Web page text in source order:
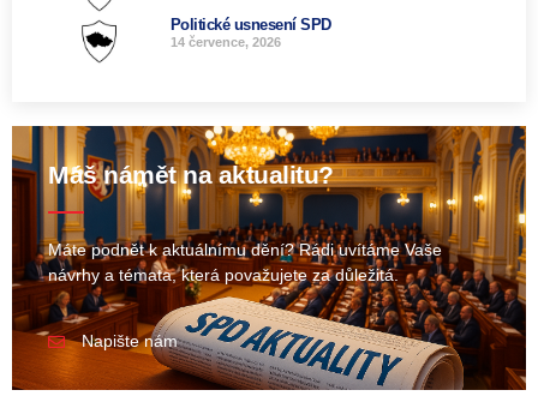
Politické usnesení SPD
14 července, 2026
Máš námět na aktualitu?
Máte podnět k aktuálnímu dění? Rádi uvítáme Vaše
návrhy a témata, která považujete za důležitá.
Napište nám